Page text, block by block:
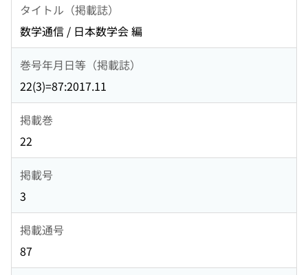
タイトル（掲載誌）
数学通信 / 日本数学会 編
巻号年月日等（掲載誌）
22(3)=87:2017.11
掲載巻
22
掲載号
3
掲載通号
87